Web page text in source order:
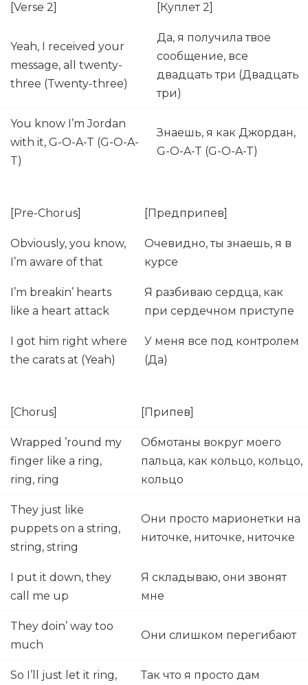
[Verse 2] [Куплет 2]
Yeah, I received your
message, all twenty-
three (Twenty-three)
Да, я получила твое
сообщение, все
двадцать три (Двадцать
три)
You know I’m Jordan
with it, G-O-A-T (G-O-A-
T)
Знаешь, я как Джордан,
G-O-A-T (G-O-A-T)
[Pre-Chorus] [Предприпев]
Obviously, you know,
I’m aware of that
Очевидно, ты знаешь, я в
курсе
I’m breakin’ hearts
like a heart attack
Я разбиваю сердца, как
при сердечном приступе
I got him right where
the carats at (Yeah)
У меня все под контролем
(Да)
[Chorus] [Припев]
Wrapped ’round my
finger like a ring,
ring, ring
Обмотаны вокруг моего
пальца, как кольцо, кольцо,
кольцо
They just like
puppets on a string,
string, string
Они просто марионетки на
ниточке, ниточке, ниточке
I put it down, they
call me up
Я складываю, они звонят
мне
They doin’ way too
much
Они слишком перегибают
So I’ll just let it ring, Так что я просто дам